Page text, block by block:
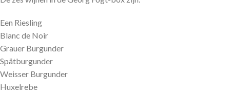
Een Riesling
Blanc de Noir
Grauer Burgunder
Spätburgunder
Weisser Burgunder
Huxelrebe